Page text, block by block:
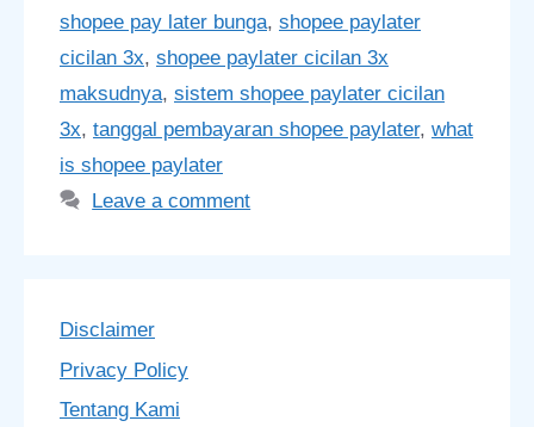
shopee pay later bunga, shopee paylater
cicilan 3x, shopee paylater cicilan 3x
maksudnya, sistem shopee paylater cicilan
3x, tanggal pembayaran shopee paylater, what
is shopee paylater
Leave a comment
Disclaimer
Privacy Policy
Tentang Kami